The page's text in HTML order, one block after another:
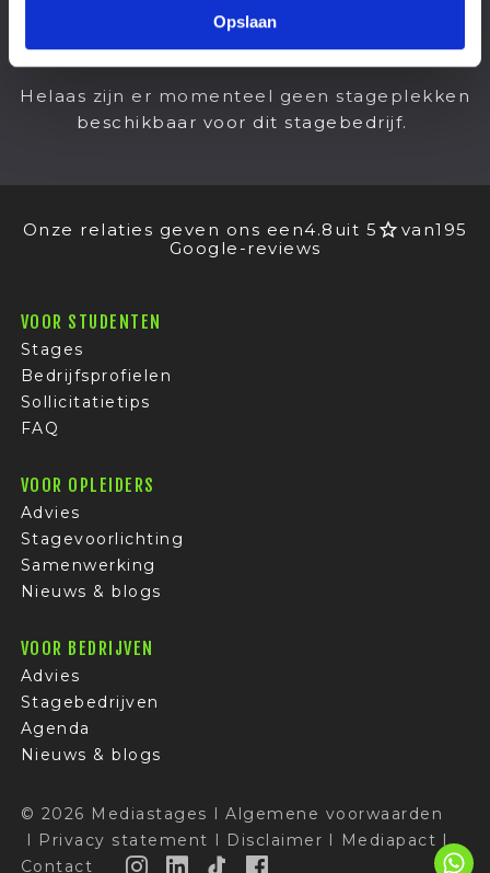
Opslaan
OPENSTAANDESTAGES
Helaas zijn er momenteel geen stageplekken
beschikbaar voor dit stagebedrijf.
Onze relaties geven ons een4.8 uit 5 van195
Google-reviews
VOOR STUDENTEN
Stages
Bedrijfsprofielen
Sollicitatietips
FAQ
VOOR OPLEIDERS
Advies
Stagevoorlichting
Samenwerking
Nieuws & blogs
VOOR BEDRIJVEN
Advies
Stagebedrijven
Agenda
Nieuws & blogs
© 2026 Mediastages I Algemene voorwaarden
I Privacy statement I Disclaimer I Mediapact I
Contact